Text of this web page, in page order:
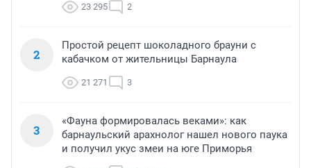
23 295 2
2
Простой рецепт шоколадного брауни с
кабачком от жительницы Барнаула
21 271 3
3
«Фауна формировалась веками»: как
барнаульский арахнолог нашел нового паука
и получил укус змеи на юге Приморья